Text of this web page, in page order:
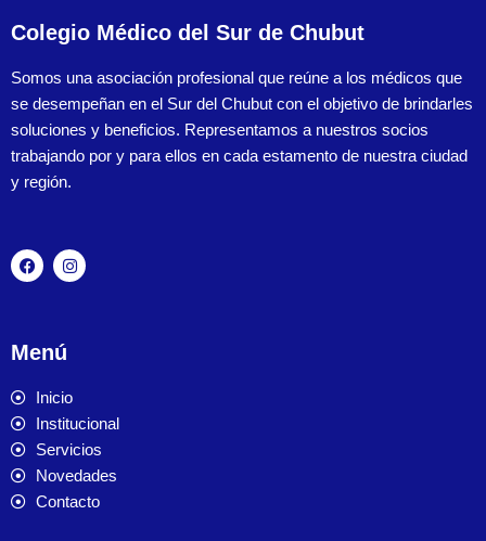
Colegio Médico del Sur de Chubut
Somos una asociación profesional que reúne a los médicos que
se desempeñan en el Sur del Chubut con el objetivo de brindarles
soluciones y beneficios. Representamos a nuestros socios
trabajando por y para ellos en cada estamento de nuestra ciudad
y región.
Menú
Inicio
Institucional
Servicios
Novedades
Contacto